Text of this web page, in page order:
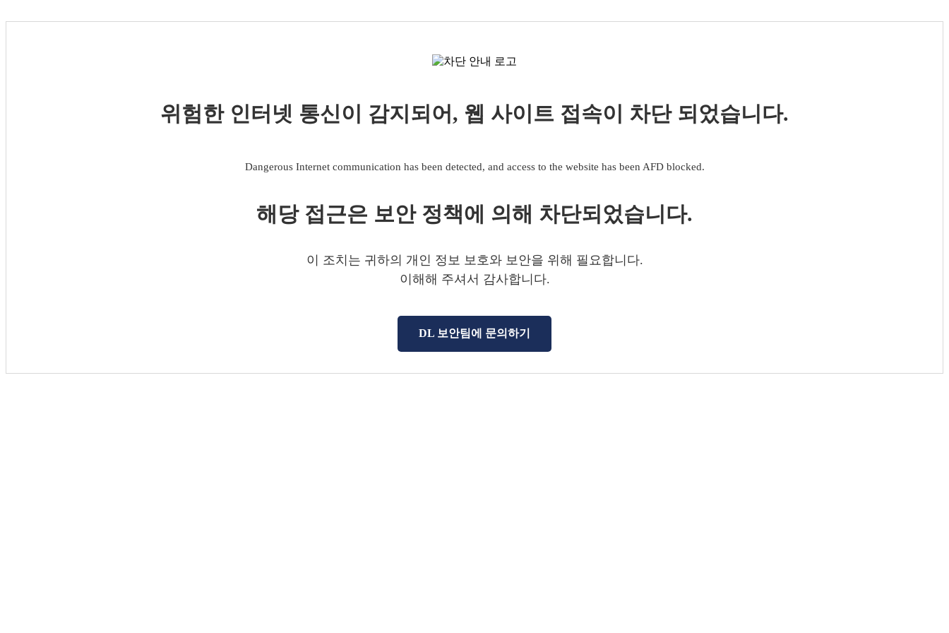
위험한 인터넷 통신이 감지되어, 웹 사이트 접속이 차단 되었습니다.
Dangerous Internet communication has been detected, and access to the website has been AFD blocked.
해당 접근은 보안 정책에 의해 차단되었습니다.
이 조치는 귀하의 개인 정보 보호와 보안을 위해 필요합니다.
이해해 주셔서 감사합니다.
DL 보안팀에 문의하기